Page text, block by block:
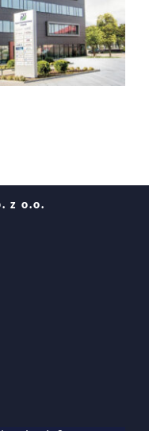
z o.o.